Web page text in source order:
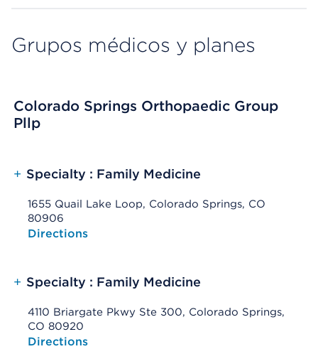
Grupos médicos y planes
Colorado Springs Orthopaedic Group
Pllp
+ Specialty : Family Medicine
1655 Quail Lake Loop, Colorado Springs, CO
80906
Opens native map application on mobile devices
Directions
+ Specialty : Family Medicine
4110 Briargate Pkwy Ste 300, Colorado Springs,
CO 80920
Opens native map application on mobile devices
Directions